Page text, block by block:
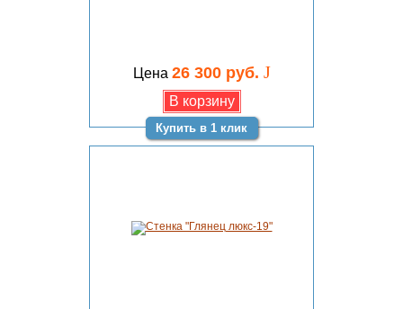
Цена 26 300 руб. J
Купить в 1 клик